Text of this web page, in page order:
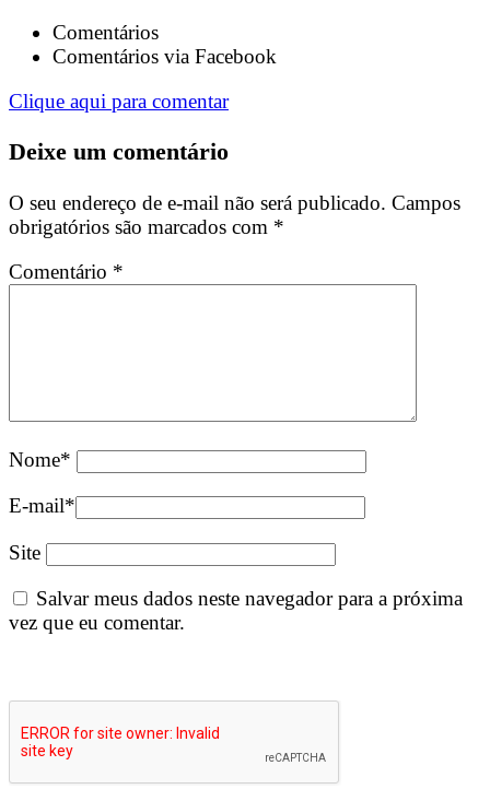
Comentários
Comentários via Facebook
Clique aqui para comentar
Deixe um comentário
O seu endereço de e-mail não será publicado. Campos
obrigatórios são marcados com *
Comentário *
Nome*
E-mail*
Site
Salvar meus dados neste navegador para a próxima
vez que eu comentar.